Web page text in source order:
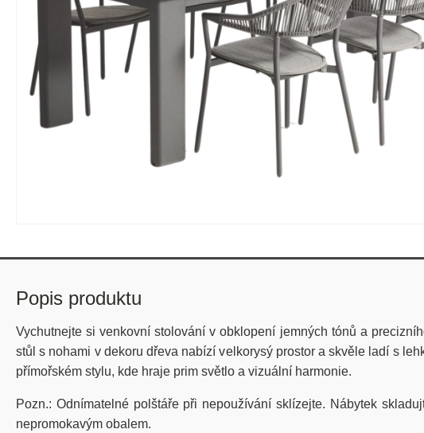
Popis produktu
Vychutnejte si venkovní stolování v obklopení jemných tónů a
stůl s nohami v dekoru dřeva nabízí velkorysý prostor a skvěle ladí s
přímořském stylu, kde hraje prim světlo a vizuální harmonie.
Pozn.: Odnímatelné polštáře při nepoužívání sklízejte. Nábytek
nepromokavým obalem.